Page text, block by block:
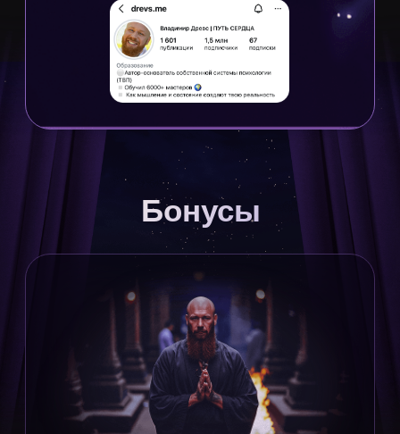
Индивидуальная
возможность получить персональные
рекомендации от медийного эксперта
с миллионной аудиторией в соцсетях.
Обычная стоимость — 10 000 €.
Премиум-чат
Обсуждение актуальных вопросов
в отдельном чате с Владимиром
Групповые VIP-
VIP-встреч с Владимиром
и участниками премиум-чата
«Позиционирование»
Курс по заработку денег,
предназначению и о том, как стать № 1
в своём деле.
Обычная стоимость — 50 000 ₽
Присоединиться